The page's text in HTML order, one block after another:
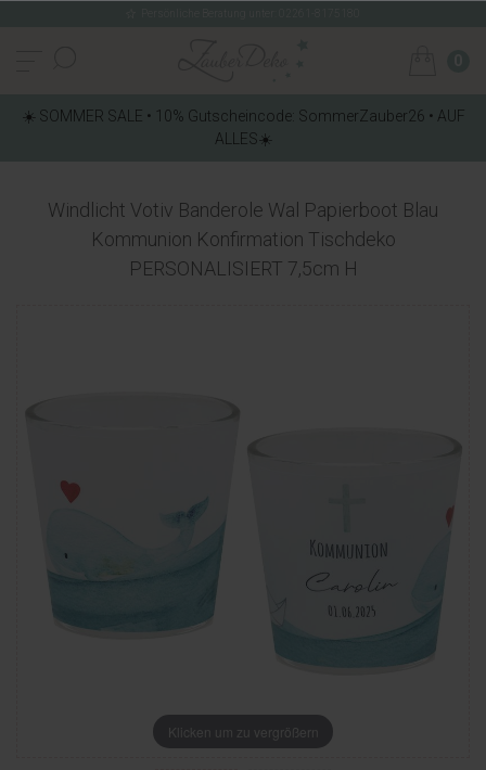
☀️ SOMMER SALE • 10% Gutscheincode: SommerZauber26 • AUF
ALLES☀️
Windlicht Votiv Banderole Wal Papierboot Blau
Kommunion Konfirmation Tischdeko
PERSONALISIERT 7,5cm H
Klicken um zu vergrößern